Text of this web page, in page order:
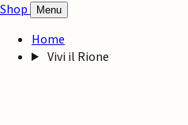
Shop Menu
Home
Vivi il Rione